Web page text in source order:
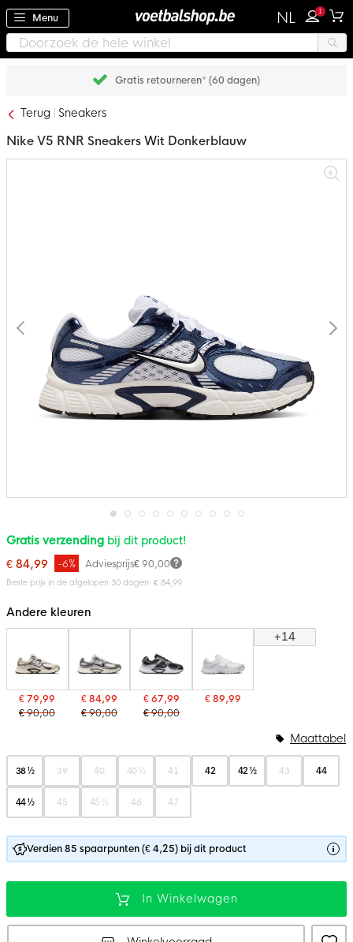
Menu NL 1
Gratis retourneren* (60 dagen)
Terug Sneakers
Ga
naar
begin
van
gallerij
Nike V5 RNR Sneakers Wit Donkerblauw
Gratis verzending bij dit product!
€ 84,99
Adviesprijs€ 90,00
-6%
Beste prijs in de afgelopen 30 dagen: € 84,99
Andere kleuren
€ 79,99
€ 90,00
€ 84,99
€ 90,00
€ 67,99
€ 90,00
€ 89,99
+14
38 ½ 39 40 40 ½ 41 42 42 ½ 43 44
44 ½ 45 45 ½ 46 47
Maattabel
Verdien 85 spaarpunten (€ 4,25) bij dit product
In Winkelwagen